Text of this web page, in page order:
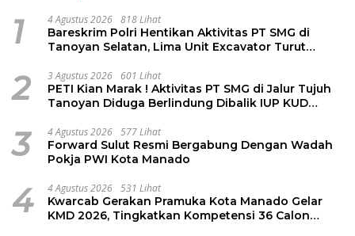
1 4 Agustus 2026 818 Lihat
Bareskrim Polri Hentikan Aktivitas PT SMG di
Tanoyan Selatan, Lima Unit Excavator Turut
2 3 Agustus 2026 601 Lihat
PETI Kian Marak ! Aktivitas PT SMG di Jalur Tujuh
Tanoyan Diduga Berlindung Dibalik IUP KUD
3 4 Agustus 2026 577 Lihat
Forward Sulut Resmi Bergabung Dengan Wadah
Pokja PWI Kota Manado
4 4 Agustus 2026 531 Lihat
Kwarcab Gerakan Pramuka Kota Manado Gelar
KMD 2026, Tingkatkan Kompetensi 36 Calon